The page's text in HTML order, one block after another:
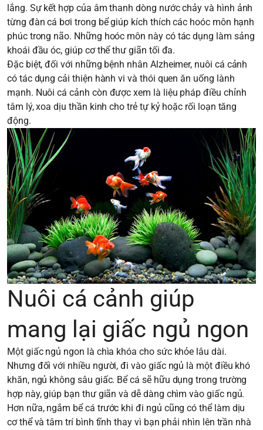
lắng. Sự kết hợp của âm thanh dòng nước chảy và hình ảnh
từng đàn cá bơi trong bể giúp kích thích các hoóc môn hạnh
phúc trong não. Những hoóc môn này có tác dụng làm sảng
khoái đầu óc, giúp cơ thể thư giãn tối đa.
Đặc biệt, đối với những bệnh nhân Alzheimer, nuôi cá cảnh
có tác dụng cải thiện hành vi và thói quen ăn uống lành
mạnh. Nuôi cá cảnh còn được xem là liệu pháp điều chỉnh
tâm lý, xoa dịu thần kinh cho trẻ tự kỷ hoặc rối loạn tăng
động.
Nuôi cá cảnh giúp
mang lại giấc ngủ ngon
Một giấc ngủ ngon là chìa khóa cho sức khỏe lâu dài.
Nhưng đối với nhiều người, đi vào giấc ngủ là một điều khó
khăn, ngủ không sâu giấc. Bể cá sẽ hữu dụng trong trường
hợp này, giúp bạn thư giãn và dễ dàng chìm vào giấc ngủ.
Hơn nữa, ngắm bể cá trước khi đi ngủ cũng có thể làm dịu
cơ thể và tâm trí bình tĩnh thay vì bạn phải nhìn lên trần nhà